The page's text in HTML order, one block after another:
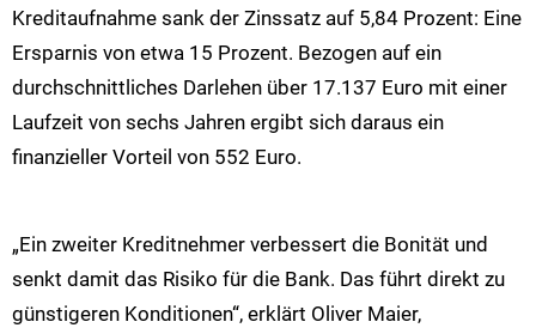
Kreditaufnahme sank der Zinssatz auf 5,84 Prozent: Eine
Ersparnis von etwa 15 Prozent. Bezogen auf ein
durchschnittliches Darlehen über 17.137 Euro mit einer
Laufzeit von sechs Jahren ergibt sich daraus ein
finanzieller Vorteil von 552 Euro.
„Ein zweiter Kreditnehmer verbessert die Bonität und
senkt damit das Risiko für die Bank. Das führt direkt zu
günstigeren Konditionen“, erklärt Oliver Maier,